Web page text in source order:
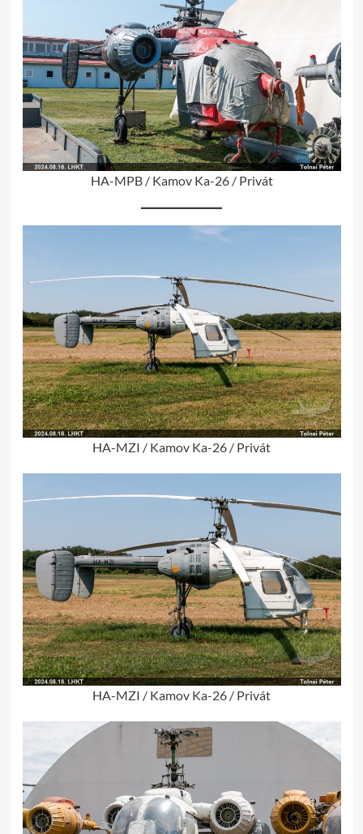
HA-MPB / Kamov Ka-26 / Privát
HA-MZI / Kamov Ka-26 / Privát
HA-MZI / Kamov Ka-26 / Privát